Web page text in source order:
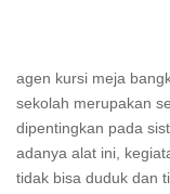
agen kursi meja
sekolah merupakan
dipentingkan pada
adanya alat ini,
tidak bisa duduk dan